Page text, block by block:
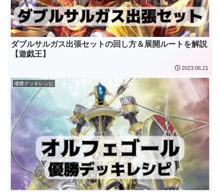
ダブルサルガス出張セットの回し方＆展開ルートを解説
【遊戯王】
2023.06.21
優勝デッキレシピ